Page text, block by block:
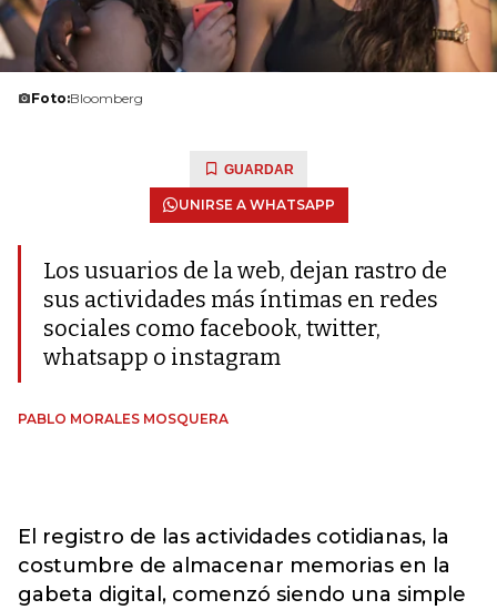
Foto:Bloomberg
GUARDAR
UNIRSE A WHATSAPP
Los usuarios de la web, dejan rastro de
sus actividades más íntimas en redes
sociales como facebook, twitter,
whatsapp o instagram
PABLO MORALES MOSQUERA
El registro de las actividades cotidianas, la
costumbre de almacenar memorias en la
gabeta digital, comenzó siendo una simple